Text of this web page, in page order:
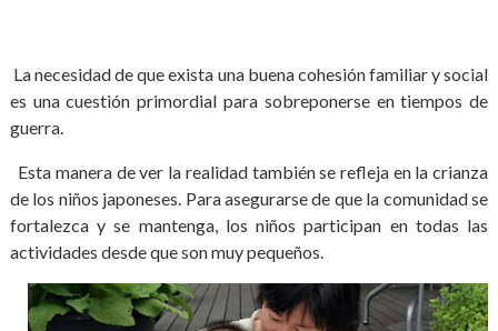
La necesidad de que exista una buena cohesión familiar y social
es una cuestión primordial para sobreponerse en tiempos de
guerra.
Esta manera de ver la realidad también se refleja en la crianza
de los niños japoneses. Para asegurarse de que la comunidad se
fortalezca y se mantenga, los niños participan en todas las
actividades desde que son muy pequeños.